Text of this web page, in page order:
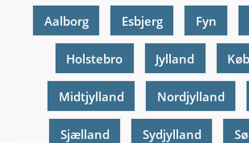
Aalborg Esbjerg Fyn
Holstebro Jylland
Midtjylland Nordjylland
Sjælland Sydjylland